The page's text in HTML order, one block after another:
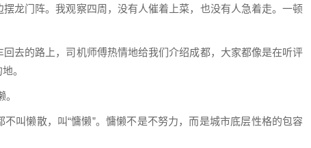
龙门阵。我观察四周，没有人催着上菜，也没有人急着走。一顿
的路上，司机师傅热情地给我们介绍成都，大家都像是在听评
。
懒散，叫“慵懒”。慵懒不是不努力，而是城市底层性格的包容